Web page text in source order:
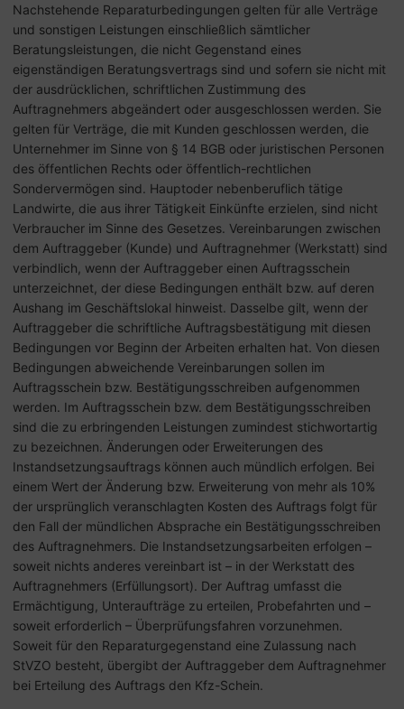
Nachstehende Reparaturbedingungen gelten für alle Verträge
und sonstigen Leistungen einschließlich sämtlicher
Beratungsleistungen, die nicht Gegenstand eines
eigenständigen Beratungsvertrags sind und sofern sie nicht mit
der ausdrücklichen, schriftlichen Zustimmung des
Auftragnehmers abgeändert oder ausgeschlossen werden. Sie
gelten für Verträge, die mit Kunden geschlossen werden, die
Unternehmer im Sinne von § 14 BGB oder juristischen Personen
des öffentlichen Rechts oder öffentlich-rechtlichen
Sondervermögen sind. Hauptoder nebenberuflich tätige
Landwirte, die aus ihrer Tätigkeit Einkünfte erzielen, sind nicht
Verbraucher im Sinne des Gesetzes. Vereinbarungen zwischen
dem Auftraggeber (Kunde) und Auftragnehmer (Werkstatt) sind
verbindlich, wenn der Auftraggeber einen Auftragsschein
unterzeichnet, der diese Bedingungen enthält bzw. auf deren
Aushang im Geschäftslokal hinweist. Dasselbe gilt, wenn der
Auftraggeber die schriftliche Auftragsbestätigung mit diesen
Bedingungen vor Beginn der Arbeiten erhalten hat. Von diesen
Bedingungen abweichende Vereinbarungen sollen im
Auftragsschein bzw. Bestätigungsschreiben aufgenommen
werden. Im Auftragsschein bzw. dem Bestätigungsschreiben
sind die zu erbringenden Leistungen zumindest stichwortartig
zu bezeichnen. Änderungen oder Erweiterungen des
Instandsetzungsauftrags können auch mündlich erfolgen. Bei
einem Wert der Änderung bzw. Erweiterung von mehr als 10%
der ursprünglich veranschlagten Kosten des Auftrags folgt für
den Fall der mündlichen Absprache ein Bestätigungsschreiben
des Auftragnehmers. Die Instandsetzungsarbeiten erfolgen –
soweit nichts anderes vereinbart ist – in der Werkstatt des
Auftragnehmers (Erfüllungsort). Der Auftrag umfasst die
Ermächtigung, Unteraufträge zu erteilen, Probefahrten und –
soweit erforderlich – Überprüfungsfahren vorzunehmen.
Soweit für den Reparaturgegenstand eine Zulassung nach
StVZO besteht, übergibt der Auftraggeber dem Auftragnehmer
bei Erteilung des Auftrags den Kfz-Schein.